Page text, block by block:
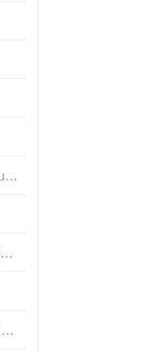
seracare國(guó)內(nèi)授權(quán)代理
kapa國(guó)內(nèi)授權(quán)代理
SSI Diagnostica國(guó)內(nèi)授權(quán)代理